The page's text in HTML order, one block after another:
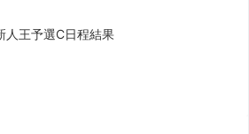
人王予選C日程結果